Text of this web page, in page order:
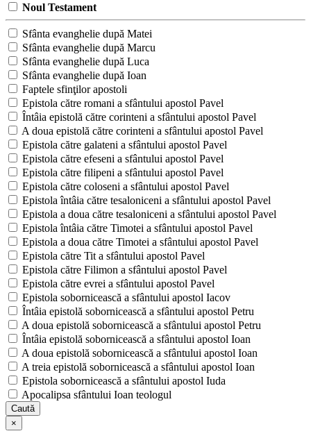
Noul Testament
Sfânta evanghelie după Matei
Sfânta evanghelie după Marcu
Sfânta evanghelie după Luca
Sfânta evanghelie după Ioan
Faptele sfinţilor apostoli
Epistola către romani a sfântului apostol Pavel
Întâia epistolă către corinteni a sfântului apostol Pavel
A doua epistolă către corinteni a sfântului apostol Pavel
Epistola către galateni a sfântului apostol Pavel
Epistola către efeseni a sfântului apostol Pavel
Epistola către filipeni a sfântului apostol Pavel
Epistola către coloseni a sfântului apostol Pavel
Epistola întâia către tesaloniceni a sfântului apostol Pavel
Epistola a doua către tesaloniceni a sfântului apostol Pavel
Epistola întâia către Timotei a sfântului apostol Pavel
Epistola a doua către Timotei a sfântului apostol Pavel
Epistola către Tit a sfântului apostol Pavel
Epistola către Filimon a sfântului apostol Pavel
Epistola către evrei a sfântului apostol Pavel
Epistola sobornicească a sfântului apostol Iacov
Întâia epistolă sobornicească a sfântului apostol Petru
A doua epistolă sobornicească a sfântului apostol Petru
Întâia epistolă sobornicească a sfântului apostol Ioan
A doua epistolă sobornicească a sfântului apostol Ioan
A treia epistolă sobornicească a sfântului apostol Ioan
Epistola sobornicească a sfântului apostol Iuda
Apocalipsa sfântului Ioan teologul
Caută
×